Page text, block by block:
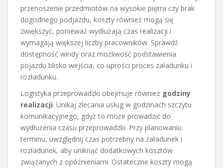
przenoszenie przedmiotów na wysokie piętra czy brak
dogodnego podjazdu, koszty również mogą się
zwiększyć, ponieważ wydłużają czas realizacji i
wymagają większej liczby pracowników. Sprawdź
dostępność windy oraz możliwość podstawienia
pojazdu blisko wejścia, co uprości proces załadunku i
rozładunku.
Logistyka przeprowadzki obejmuje również godziny
realizacji. Unikaj zlecania usług w godzinach szczytu
komunikacyjnego, gdyż to może prowadzić do
wydłużenia czasu przeprowadzki. Przy planowaniu
terminu, uwzględnij czas potrzebny na załadunek i
rozładunek, aby uniknąć dodatkowych kosztów
związanych z opóźnieniami. Ostateczne koszty mogą